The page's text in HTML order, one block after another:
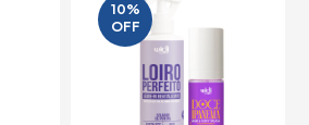
10%
OFF